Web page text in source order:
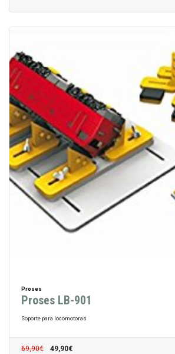
Proses
Proses LB-901
Soporte para locomotoras
69,90€ 49,90€